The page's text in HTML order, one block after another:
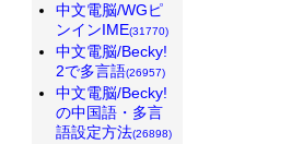
中文電脳/WGピ
ンインIME(31770)
中文電脳/Becky!
2で多言語(26957)
中文電脳/Becky!
の中国語・多言
語設定方法(26898)